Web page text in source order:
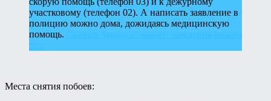
участковому (телефон 02). А написать заявление в
полицию можно дома, дожидаясь медицинскую
помощь.
Места снятия побоев: